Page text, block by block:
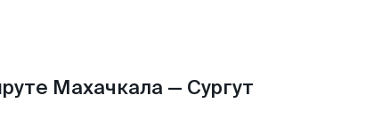
Махачкала — Сургут